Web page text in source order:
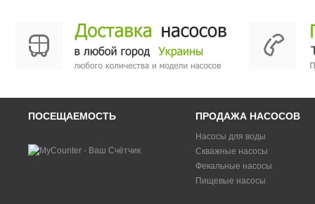
ПОСЕЩАЕМОСТЬ ПРОДАЖА НАСОСОВ
Насосы для воды
Скважные насосы
Фекальные насосы
Пищевые насосы